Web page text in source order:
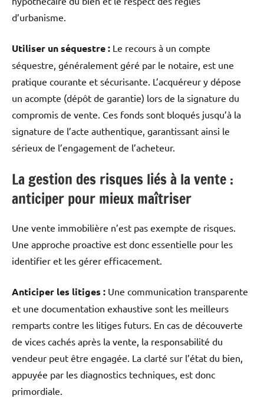
d’urbanisme.
Utiliser un séquestre : Le recours à un compte
séquestre, généralement géré par le notaire, est une
pratique courante et sécurisante. L’acquéreur y dépose
un acompte (dépôt de garantie) lors de la signature du
compromis de vente. Ces fonds sont bloqués jusqu’à la
signature de l’acte authentique, garantissant ainsi le
sérieux de l’engagement de l’acheteur.
La gestion des risques liés à la vente :
anticiper pour mieux maîtriser
Une vente immobilière n’est pas exempte de risques.
Une approche proactive est donc essentielle pour les
identifier et les gérer efficacement.
Anticiper les litiges : Une communication transparente
et une documentation exhaustive sont les meilleurs
remparts contre les litiges futurs. En cas de découverte
de vices cachés après la vente, la responsabilité du
vendeur peut être engagée. La clarté sur l’état du bien,
appuyée par les diagnostics techniques, est donc
primordiale.